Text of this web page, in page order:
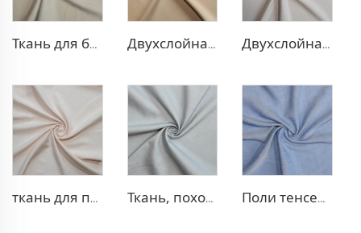
Ткань для блейзера TR в рубчик Двухслойная ткань для платья TR Двухслойная ткань для платья TR
ткань для платья 100% лиоцелл, похожая на лен Ткань, похожая на деним, TR с эффектом стрейч Поли тенсел деним — ткань, похожая на джинсовую